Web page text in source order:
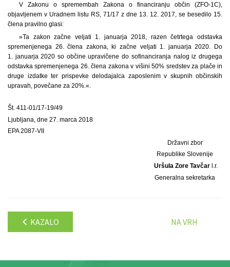
V Zakonu o spremembah Zakona o financiranju občin (ZFO-1C),
objavljenem v Uradnem listu RS, 71/17 z dne 13. 12. 2017, se besedilo 15.
člena pravilno glasi:
»Ta zakon začne veljati 1. januarja 2018, razen četrtega odstavka
spremenjenega 26. člena zakona, ki začne veljati 1. januarja 2020. Do
1. januarja 2020 so občine upravičene do sofinanciranja nalog iz drugega
odstavka spremenjenega 26. člena zakona v višini 50% sredstev za plače in
druge izdatke ter prispevke delodajalca zaposlenim v skupnih občinskih
upravah, povečane za 20%.«.
Št. 411-01/17-19/49
Ljubljana, dne 27. marca 2018
EPA 2087-VII
Državni zbor
Republike Slovenije
Uršula Zore Tavčarl.r.
Generalna sekretarka
KAZALO NA VRH